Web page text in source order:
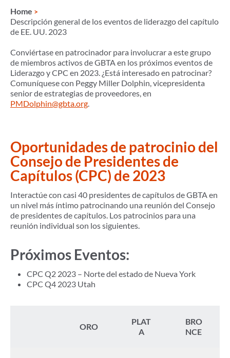
Home
Descripción general de los eventos de liderazgo del capítulo
de EE. UU. 2023
Conviértase en patrocinador para involucrar a este grupo
de miembros activos de GBTA en los próximos eventos de
Liderazgo y CPC en 2023. ¿Está interesado en patrocinar?
Comuníquese con Peggy Miller Dolphin, vicepresidenta
senior de estrategias de proveedores, en
PMDolphin@gbta.org.
Oportunidades de patrocinio del
Consejo de Presidentes de
Capítulos (CPC) de 2023
Interactúe con casi 40 presidentes de capítulos de GBTA en
un nivel más íntimo patrocinando una reunión del Consejo
de presidentes de capítulos. Los patrocinios para una
reunión individual son los siguientes.
Próximos Eventos:
CPC Q2 2023 – Norte del estado de Nueva York
CPC Q4 2023 Utah
ORO
PLAT
A
BRO
NCE